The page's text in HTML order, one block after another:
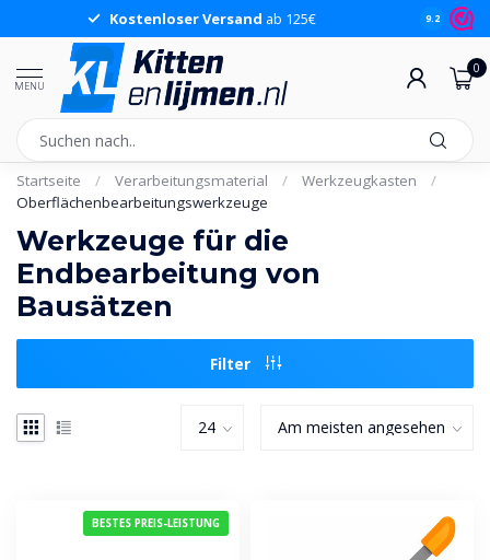
Kostenloser Versand ab 125€ 9.2
MENU
0
Startseite / Verarbeitungsmaterial / Werkzeugkasten
/
Oberflächenbearbeitungswerkzeuge
Werkzeuge für die
Endbearbeitung von
Bausätzen
Filter
BESTES PREIS-LEISTUNG